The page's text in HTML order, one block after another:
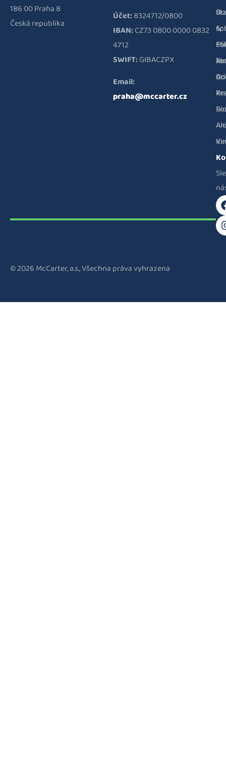
186 00 Praha 8
Česká republika
Účet:8324712/0800
IBAN:CZ73 0800 0000 0832
4712
SWIFT:GIBACZPX
Email:
praha@mccarter.cz
&
O
© 2026 McCarter, a.s., Všechna práva vyhrazena